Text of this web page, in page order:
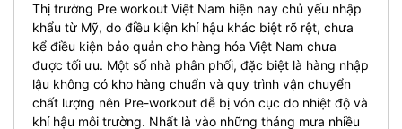
Thị trường Pre workout Việt Nam hiện nay chủ yếu nhập
khẩu từ Mỹ, do điều kiện khí hậu khác biệt rõ rệt, chưa
kể điều kiện bảo quản cho hàng hóa Việt Nam chưa
được tối ưu. Một số nhà phân phối, đặc biệt là hàng nhập
lậu không có kho hàng chuẩn và quy trình vận chuyển
chất lượng nên Pre-workout dễ bị vón cục do nhiệt độ và
khí hậu môi trường. Nhất là vào những tháng mưa nhiều